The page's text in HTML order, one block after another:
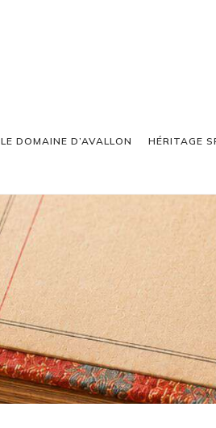
LE DOMAINE D’AVALLON HÉRITAGE